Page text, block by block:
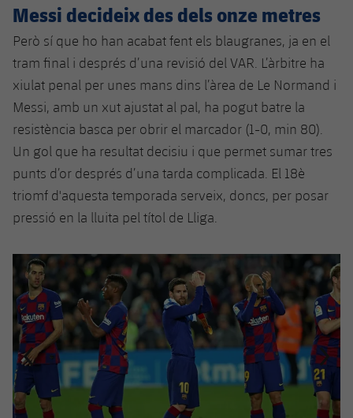
Messi decideix des dels onze metres
Però sí que ho han acabat fent els blaugranes, ja en el
tram final i després d’una revisió del VAR. L’àrbitre ha
xiulat penal per unes mans dins l’àrea de Le Normand i
Messi, amb un xut ajustat al pal, ha pogut batre la
resistència basca per obrir el marcador (1-0, min 80).
Un gol que ha resultat decisiu i que permet sumar tres
punts d’or després d’una tarda complicada. El 18è
triomf d'aquesta temporada serveix, doncs, per posar
pressió en la lluita pel títol de Lliga.
Anterior
label.aria.chevronleft Següent